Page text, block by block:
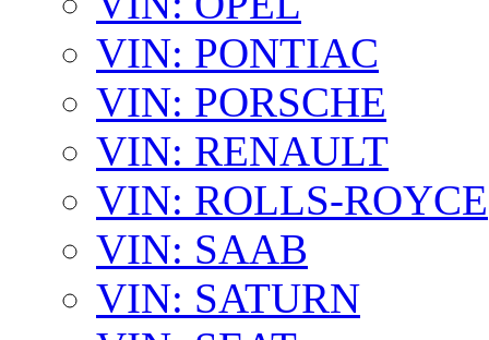
VIN: PONTIAC
VIN: PORSCHE
VIN: RENAULT
VIN: ROLLS-ROYCE
VIN: SAAB
VIN: SATURN